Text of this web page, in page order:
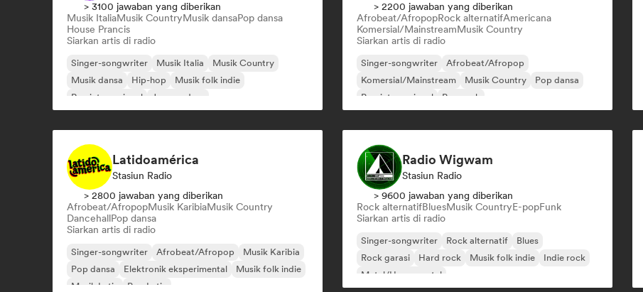
> 3100 jawaban yang diberikan
Musik ItaliaMusik CountryMusik dansaPop dansa
House Prancis
Siarkan artis di radio
Singer-songwriter Musik Italia
Musik Country
Musik dansa
Hip-hop
Musik folk indie
Rap internasional
Jazz modern
> 2200 jawaban yang diberikan
Afrobeat/AfropopRock alternatifAmericana
Komersial/MainstreamMusik Country
Siarkan artis di radio
Singer-songwriter
Afrobeat/Afropop
Komersial/Mainstream
Musik Country
Pop dansa
Pop internasional
Pop rock
Latidoamérica
Stasiun Radio
> 2800 jawaban yang diberikan
Afrobeat/AfropopMusik KaribiaMusik Country
DancehallPop dansa
Siarkan artis di radio
Singer-songwriter Afrobeat/Afropop
Musik Karibia
Pop dansa
Elektronik eksperimental
Musik folk indie
Musik Latin
Pop Latin
Radio Wigwam
Stasiun Radio
> 9600 jawaban yang diberikan
Rock alternatifBluesMusik CountryE-popFunk
Siarkan artis di radio
Singer-songwriter Rock alternatif
Blues
Rock garasi
Hard rock Musik folk indie
Indie rock
Metal/Heavy metal